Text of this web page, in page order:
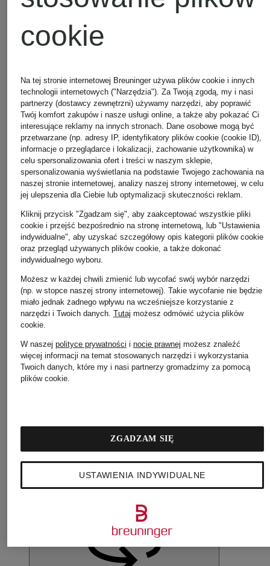
MCMPlecak STARK VI
5 589 zł
5 589 zł
Dostępne rozmiary
cookie
Na tej stronie internetowej Breuninger używa plików cookie i innych
technologii internetowych ("Narzędzia"). Za Twoją zgodą, my i nasi
partnerzy (dostawcy zewnętrzni) używamy narzędzi, aby poprawić
Twój komfort zakupów i nasze usługi online, a także aby pokazać Ci
interesujące reklamy na innych stronach. Dane osobowe mogą być
przetwarzane (np. adresy IP, identyfikatory plików cookie (cookie ID),
informacje o przeglądarce i lokalizacji, zachowanie użytkownika) w
celu spersonalizowania ofert i treści w naszym sklepie,
spersonalizowania wyświetlania na podstawie Twojego zachowania na
naszej stronie internetowej, analizy naszej strony internetowej, w celu
jej ulepszenia dla Ciebie lub optymalizacji skuteczności reklam.
Kliknij przycisk "Zgadzam się", aby zaakceptować wszystkie pliki
cookie i przejść bezpośrednio na stronę internetową, lub "Ustawienia
indywidualne", aby uzyskać szczegółowy opis kategorii plików cookie
oraz przegląd używanych plików cookie, a także dokonać
indywidualnego wyboru.
Możesz w każdej chwili zmienić lub wycofać swój wybór narzędzi
(np. w stopce naszej strony internetowej). Takie wycofanie nie będzie
miało jednak żadnego wpływu na wcześniejsze korzystanie z
narzędzi i Twoich danych. Tutaj możesz odmówić użycia plików
cookie.
W naszej polityce prywatności i nocie prawnej możesz znaleźć
więcej informacji na temat stosowanych narzędzi i wykorzystania
Twoich danych, które my i nasi partnerzy gromadzimy za pomocą
plików cookie.
USTAWIENIA INDYWIDUALNE
ZGADZAM SIĘ